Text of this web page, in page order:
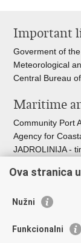
page
Facebook
Important
Goverment of
Meteorological
Central Bureau
Maritime
Community Port
Agency for
JADROLINIJA -
Croatian
Bus station Zagreb
Ova stranica
Nužni
Funkcionalni